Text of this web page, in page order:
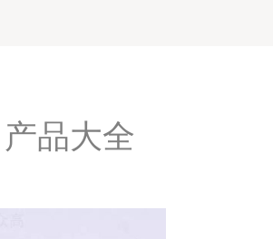
产品大全